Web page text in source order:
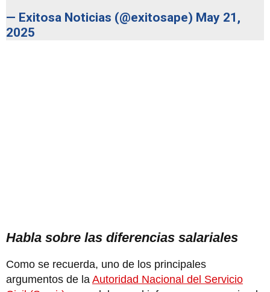
— Exitosa Noticias (@exitosape) May 21,
2025
Habla sobre las diferencias salariales
Como se recuerda, uno de los principales
argumentos de la Autoridad Nacional del Servicio